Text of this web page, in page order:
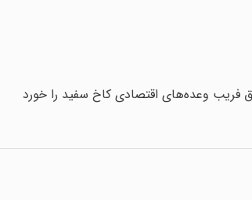
فریب وعده‌های اقتصادی کاخ سفید را خورد